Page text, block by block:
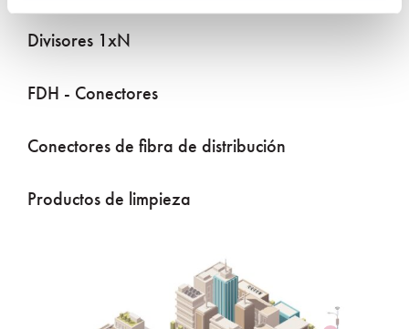
Divisores 1xN
FDH - Conectores
Conectores de fibra de distribución
Productos de limpieza